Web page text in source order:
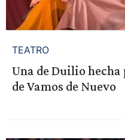
TEATRO
Una de Duilio
de Vamos de Nuevo